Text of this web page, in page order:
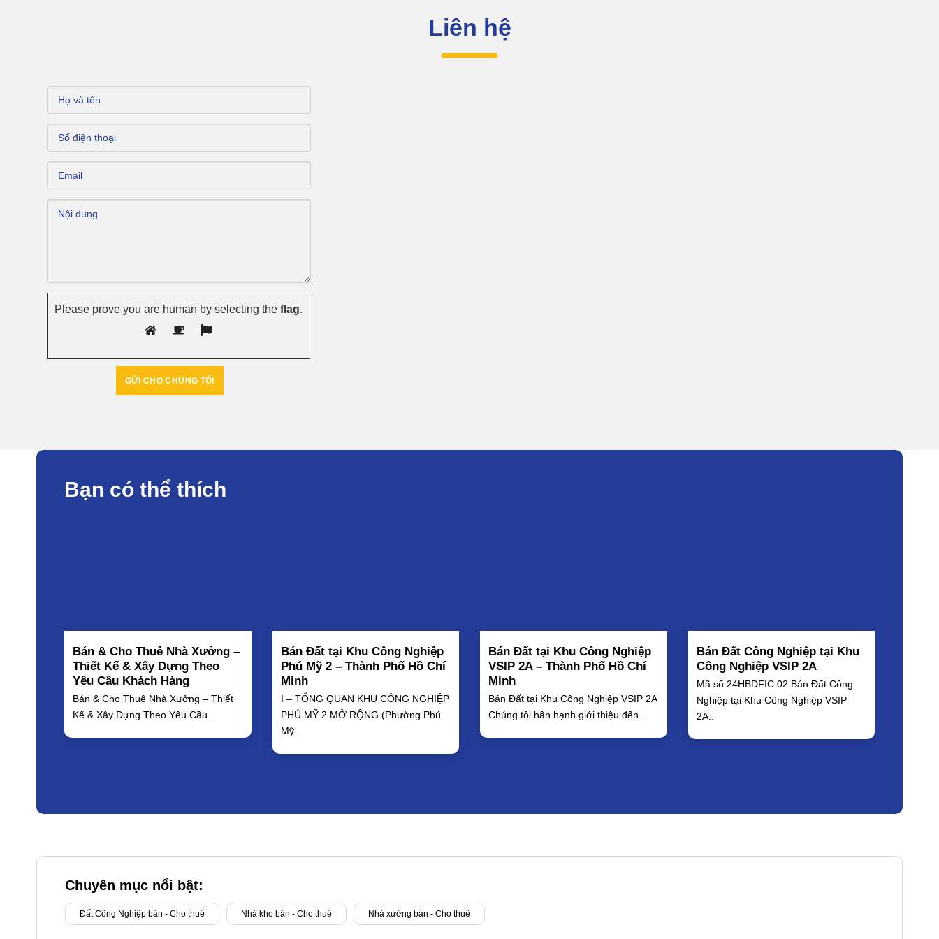
Liên hệ
Please prove you are human by selecting the flag.
Bạn có thể thích
Bán & Cho Thuê Nhà Xưởng –
Thiết Kế & Xây Dựng Theo
Yêu Cầu Khách Hàng
Bán & Cho Thuê Nhà Xưởng – Thiết
Kế & Xây Dựng Theo Yêu Cầu..
Bán Đất tại Khu Công Nghiệp
Phú Mỹ 2 – Thành Phố Hồ Chí
Minh
I – TỔNG QUAN KHU CÔNG NGHIỆP
PHÚ MỸ 2 MỞ RỘNG (Phường Phú
Mỹ..
Bán Đất tại Khu Công Nghiệp
VSIP 2A – Thành Phố Hồ Chí
Minh
Bán Đất tại Khu Công Nghiệp VSIP 2A
Chúng tôi hân hạnh giới thiệu đến..
Bán Đất Công Nghiệp tại Khu
Công Nghiệp VSIP 2A
Mã số 24HBDFIC 02 Bán Đất Công
Nghiệp tại Khu Công Nghiệp VSIP –
2A..
Chuyên mục nổi bật:
Đất Công Nghiệp bán - Cho thuê Nhà kho bán - Cho thuê Nhà xưởng bán - Cho thuê